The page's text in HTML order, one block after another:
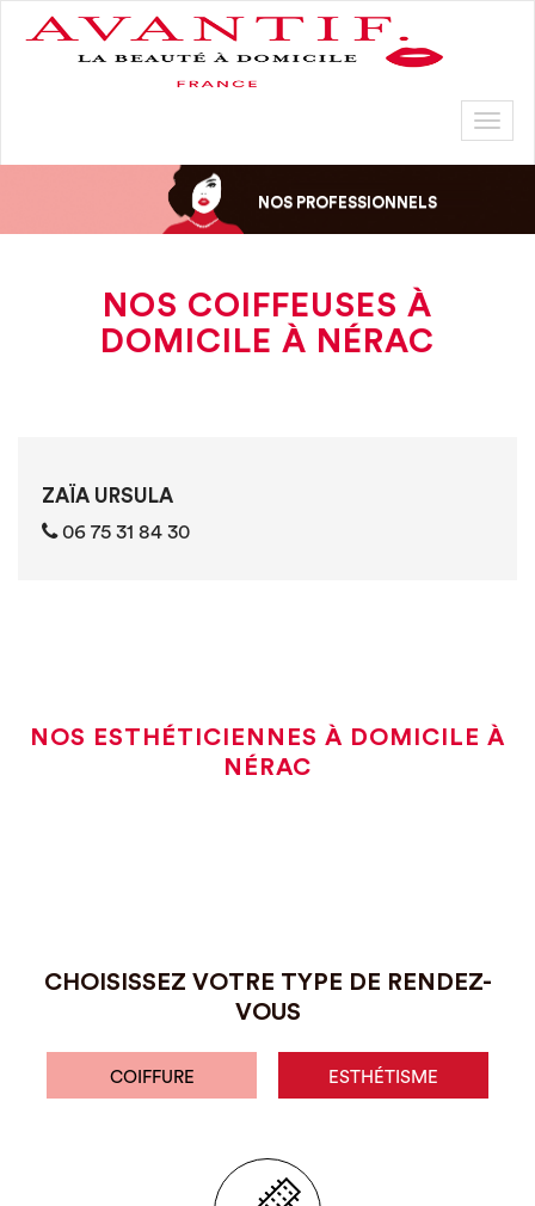
NOS PROFESSIONNELS
NOS COIFFEUSES À
DOMICILE À NÉRAC
ZAÏA URSULA
06 75 31 84 30
NOS ESTHÉTICIENNES À DOMICILE À
NÉRAC
CHOISISSEZ VOTRE TYPE DE RENDEZ-
VOUS
COIFFURE ESTHÉTISME